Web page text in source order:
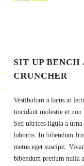
SIT UP BENCH
CRUNCHER
Vestibulum a lacus at
tincidunt molestie et non
Sed ultrices ligula a urna
lobortis. In bibendum
metus eget suscipit.
bibendum pretium nulla